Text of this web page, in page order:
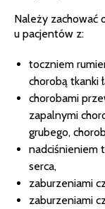
Należy zachować
u pacjentów z:
toczniem
chorobą tkanki
chorobami
zapalnymi
grubego,
nadciśnieniem
serca,
zaburzeniami
zaburzeniami